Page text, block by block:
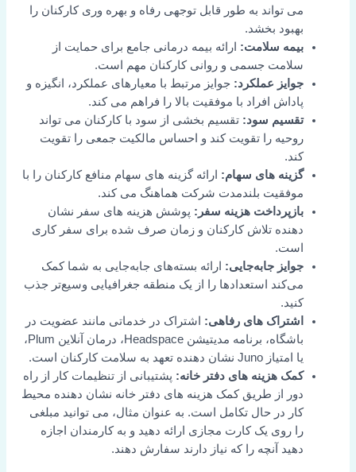
می تواند به طور قابل توجهی رفاه و بهره وری کارکنان را
بهبود بخشد.
بیمه سلامت: ارائه بیمه درمانی جامع برای حمایت از
سلامت جسمی و روانی کارکنان مهم است.
جوایز عملکرد: جوایز مرتبط با معیارهای عملکرد، انگیزه و
پاداش افراد با موفقیت بالا را فراهم می کند.
تقسیم سود: تقسیم بخشی از سود با کارکنان می تواند
روحیه را تقویت کند و احساس مالکیت جمعی را تقویت
کند.
گزینه های سهام: ارائه گزینه های سهام منافع کارکنان را با
موفقیت بلندمدت شرکت هماهنگ می کند.
بازپرداخت هزینه سفر: پوشش هزینه های سفر نشان
دهنده تلاش کارکنان و زمان صرف شده برای سفر کاری
است.
جوایز جابه‌جایی: ارائه بسته‌های جابه‌جایی به شما کمک
می‌کند استعدادها را از یک منطقه جغرافیایی وسیع‌تر جذب
کنید.
اشتراک های رفاهی: اشتراک در خدماتی مانند عضویت در
باشگاه، برنامه مدیتیشن Headspace، درمان آنلاین Plum،
یا امتیاز Juno نشان دهنده تعهد به سلامت کارکنان است.
کمک هزینه های دفتر خانه: پشتیبانی از تنظیمات کار از راه
دور از طریق کمک هزینه های دفتر خانه نشان دهنده محیط
کار در حال تکامل است. به عنوان مثال، می توانید مبلغی
را روی یک کارت مجازی ارائه دهید و به کارمندان اجازه
دهید آنچه را که نیاز دارند سفارش دهند.